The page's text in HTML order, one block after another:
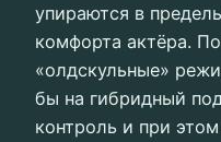
упираются в
комфорта актёра.
«олдскульные»
бы на гибридный
контроль и при